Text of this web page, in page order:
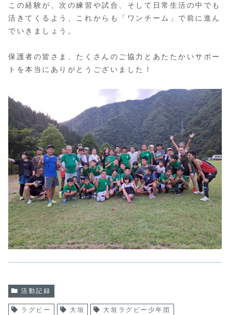
この経験が、次の練習や試合、そして日常生活の中でも
活きてくるよう、これからも「ワンチーム」で前に進ん
でいきましょう。
保護者の皆さま、たくさんのご協力とあたたかいサポー
トを本当にありがとうございました！
活動記録
ラグビー 大垣 大垣ラグビー少年団